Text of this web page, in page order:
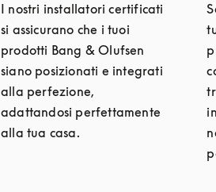
I nostri installatori certificati
si assicurano che i tuoi
prodotti Bang & Olufsen
siano posizionati e integrati
alla perfezione,
adattandosi perfettamente
alla tua casa.